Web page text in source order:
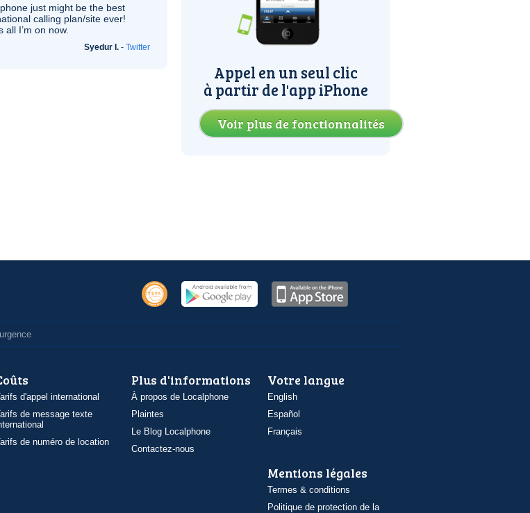
just might be the best
calling plan/site ever!
all I’m on now.
Syedur I. - Twitter
Appel en un seul clic
à partir de l'app iPhone
Voir plus de fonctionnalités
d'appel international
de message texte
de numéro de location
Plus d'informations
À propos de Localphone
Plaintes
Le Blog Localphone
Contactez-nous
Votre langue
English
Español
Français
Mentions légales
Termes & conditions
Politique de protection de la